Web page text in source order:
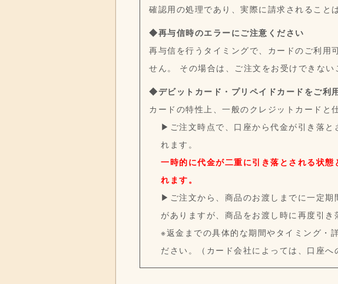
確認用の処理であり、実際に請求されること
◆再与信時のエラーにご注意ください
再与信を行うタイミングで、カードのご利用
せん。 その場合は、ご注文をお受けできな
◆デビットカード・プリペイドカードをご利
カードの特性上、一般のクレジットカードと
▶ ご注文時点で、口座から代金が引き落
れます。
一時的に代金が二重に引き落とされる状
れます。
▶ ご注文から、商品のお渡しまでに一定
がありますが、商品をお渡し時に再度引き
※返金までの具体的な期間やタイミング・
ださい。（カード会社によっては、口座